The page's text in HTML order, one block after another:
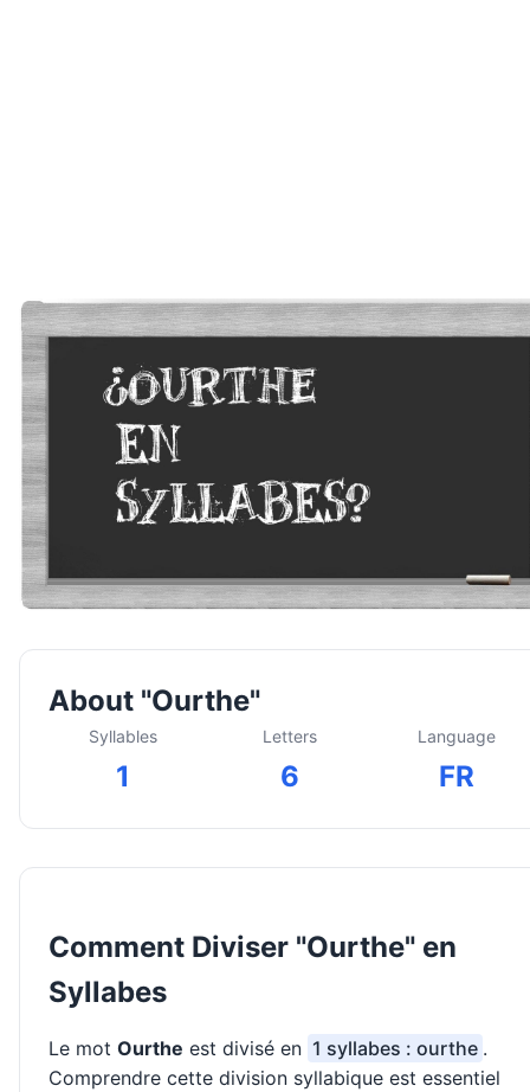
About "Ourthe"
Syllables
1
Letters
6
Language
FR
Comment Diviser "Ourthe" en
Syllabes
Le mot Ourthe est divisé en 1 syllabes : ourthe .
Comprendre cette division syllabique est essentiel